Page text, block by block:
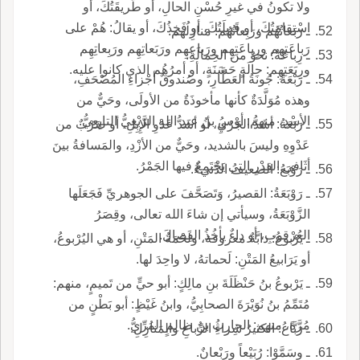
ولا تكونُ في غيرِ حُسْنِ الحالِ، أو طَريقَتُكَ، أو
اسْتِقامَتُكَ، أو قَبيلَتُكَ، أو فَخِذُكَ، أو يقالُ: هُمْ على
رَباعَتِهِم ورِباعَتِهِم ورَباعِهِم ورَبَعاتِهِم ورَبِعاتِهِم
ورِبَعَتِهِم: حالَةٍ حَسَنَةٍ، أو أمرُهُم الذي كانوا عليه.
ـ رَبَعاتُهُم ورَبِعاتُهُم: مَنازِلُهم.
ـ رِباعَةُ: نحوٌ من الحِمالَةِ.
ـ رَبْعَةُ: جُونَةُ العَطَّارِ، وصُندوقٌ أجْزاءِ المُصْحَفِ،
وهذه مُوَلَّدَةٌ كأنها مأخوذَةٌ من الأولَى، وحَيٌّ من
الأسْدِ، منهم: أوْسُ بنُ عبدِ اللهِ الرَّبْعِيُّ التابِعِيُّ.
ـ رَبَعَةُ: أشَدُّ الجَرْيِ، أو أشَدُّ عَدْوِ الإِبِلِ، أو ضَرْبٌ من
عَدْوِهِ وليسَ بالشديد، وحَيٌّ من الأزْدِ، والمَسافةُ بينَ
أثَافي القِدْرِ التي يَجْتَمِعُ فيها الجَمْرُ.
ـ رَوْبَعُ: الضعيفُ الدَّنيءُ.
ـ رَوْبَعَةُ: القصيرُ، وَتَصَحَّفَ على الجوهريِّ فَجَعَلَها
الزَّوْبَعَةُ، وسيأتي إن شاءَ الله تعالى، وقِصَرُ
العُرْقوبِ، أو داءٌ يأخُذُ الفِصالَ.
ـ يَرْبوعُ: دابَّةٌ معروفة، ولَحْمَةُ المَتْنِ، أو هي اليُرْبوعُ،
أو يَرَابيعُ المَتْنِ: لَحماتهُ، لا واحِدَ لها.
ـ يَرْبوعُ بنُ حَنْظَلَةَ بنِ مالِكٍ: أبو حيٍّ من تَميمٍ، منهم:
مُتَمِّمُ بنُ نُوَيْرَةَ الصحابِيُّ، وابنُ غَيْظٍ: أبو بَطْنٍ من
مُرَّةَ، منهم: الحارثُ بنُ ظالِمٍ المُرِّيُّ.
ـ رَبَّاعُ: الكثيرُ شِراءِ الرِّباعِ والمَنازِلِ.
ـ وسَمَّوْا: رُبَيْعاً ورَبْعانٌ.